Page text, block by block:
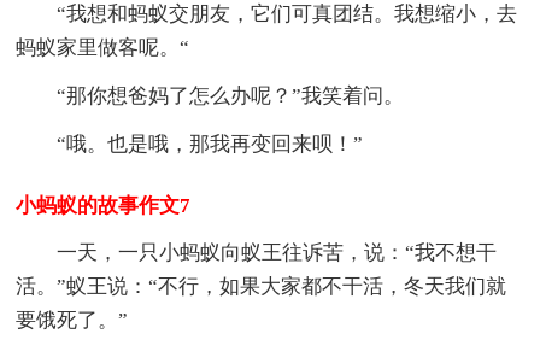
“我想和蚂蚁交朋友，它们可真团结。我想缩小，去
蚂蚁家里做客呢。“
“那你想爸妈了怎么办呢？”我笑着问。
“哦。也是哦，那我再变回来呗！”
小蚂蚁的故事作文7
一天，一只小蚂蚁向蚁王往诉苦，说：“我不想干
活。”蚁王说：“不行，如果大家都不干活，冬天我们就
要饿死了。”